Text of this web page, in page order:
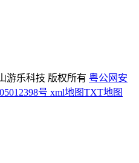
游乐科技 版权所有 粤公网安
号 xml地图TXT地图